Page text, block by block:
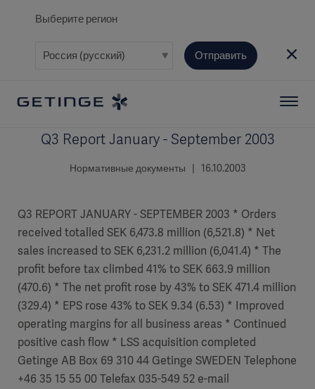
Выберите регион
Отправить
Q3 Report January - September 2003
Нормативные документы | 16.10.2003
Q3 REPORT JANUARY - SEPTEMBER 2003 * Orders
received totalled SEK 6,473.8 million (6,521.8) * Net
sales increased to SEK 6,231.2 million (6,041.4) * The
profit before tax climbed 41% to SEK 663.9 million
(470.6) * The net profit rose by 43% to SEK 471.4 million
(329.4) * EPS rose 43% to SEK 9.34 (6.53) * Improved
operating margins for all business areas * Continued
positive cash flow * LSS acquisition completed
Getinge AB Box 69 310 44 Getinge SWEDEN Telephone
+46 35 15 55 00 Telefax 035-549 52 e-mail